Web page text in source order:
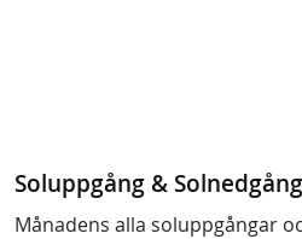
Soluppgång &
Månadens alla soluppgångar